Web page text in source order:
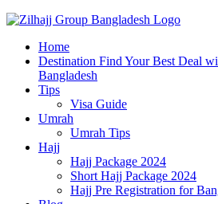
জিলহজ্জ গ্রুপ বাংলাদেশ
Best Hajj Umrah Travel Tour Agent in
Home
Destination Find Your Best Deal
Bangladesh
Tips
Visa Guide
Umrah
Umrah Tips
Hajj
Hajj Package 2024
Short Hajj Package 2024
Hajj Pre Registration for